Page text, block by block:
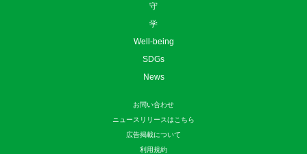
守
学
Well-being
SDGs
News
お問い合わせ
ニュースリリースはこちら
広告掲載について
利用規約